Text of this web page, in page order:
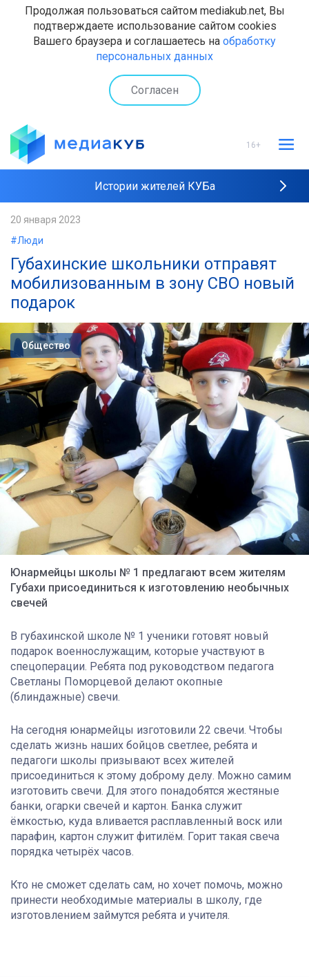
Продолжая пользоваться сайтом mediakub.net, Вы
подтверждаете использование сайтом cookies
Вашего браузера и соглашаетесь на обработку
персональных данных
Согласен
16+
Истории жителей КУБа
20 января 2023
#Люди
Губахинские школьники отправят
мобилизованным в зону СВО новый
подарок
Общество
Юнармейцы школы № 1 предлагают всем жителям
Губахи присоединиться к изготовлению необычных
свечей
В губахинской школе № 1 ученики готовят новый
подарок военнослужащим, которые участвуют в
спецоперации. Ребята под руководством педагога
Светланы Поморцевой делают окопные
(блиндажные) свечи.
На сегодня юнармейцы изготовили 22 свечи. Чтобы
сделать жизнь наших бойцов светлее, ребята и
педагоги школы призывают всех жителей
присоединиться к этому доброму делу. Можно самим
изготовить свечи. Для этого понадобятся жестяные
банки, огарки свечей и картон. Банка служит
ёмкостью, куда вливается расплавленный воск или
парафин, картон служит фитилём. Горит такая свеча
порядка четырёх часов.
Кто не сможет сделать сам, но хочет помочь, можно
принести необходимые материалы в школу, где
изготовлением займутся ребята и учителя.